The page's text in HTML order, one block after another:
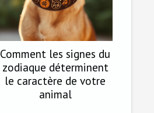
Comment les signes du
zodiaque déterminent
le caractère de votre
animal